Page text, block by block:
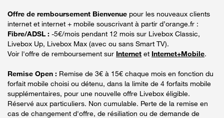
Offre de remboursement Bienvenue pour les nouveaux clients
internet et internet + mobile souscrivant à partir d’orange.fr :
Fibre/ADSL : -5€/mois pendant 12 mois sur Livebox Classic,
Livebox Up, Livebox Max (avec ou sans Smart TV).
Voir l'offre de remboursement sur Internet et Internet+Mobile.
Remise Open : Remise de 3€ à 15€ chaque mois en fonction du
forfait mobile choisi ou détenu, dans la limite de 4 forfaits mobile
supplémentaires, pour une nouvelle offre Livebox éligible.
Réservé aux particuliers. Non cumulable. Perte de la remise en
cas de changement d'offre, de résiliation ou de demande de